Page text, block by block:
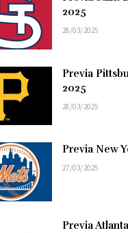
2025
28/03/2025
Previa
2025
28/03/2025
Previa New
27/03/2025
Previa